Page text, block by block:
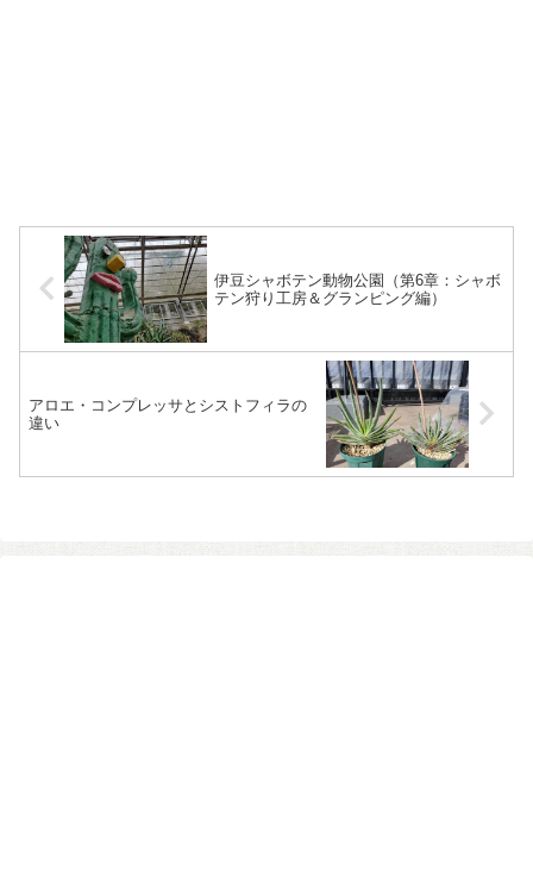
伊豆シャボテン動物公園（第6章：シャボ
テン狩り工房＆グランピング編）
アロエ・コンプレッサとシストフィラの
違い